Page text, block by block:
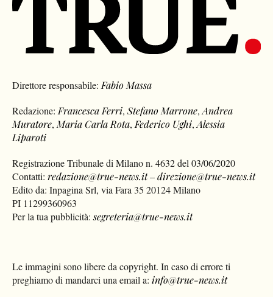
Direttore responsabile: Fabio Massa
Redazione: Francesca Ferri,Stefano Marrone,Andrea
Muratore, Maria Carla Rota, Federico Ughi,Alessia
Liparoti
Registrazione Tribunale di Milano n. 4632 del 03/06/2020
Contatti:redazione@true-news.it–direzione@true-news.it
Edito da: Inpagina Srl, via Fara 35 20124 Milano
PI 11299360963
Per la tua pubblicità:segreteria@true-news.it
Le immagini sono libere da copyright. In caso di errore ti
preghiamo di mandarci una email a: info@true-news.it